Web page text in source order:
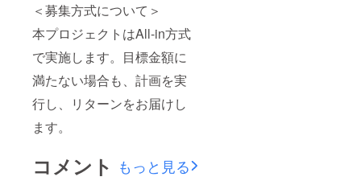
＜募集方式について＞
本プロジェクトはAll-in方式
で実施します。目標金額に
満たない場合も、計画を実
行し、リターンをお届けし
ます。
コメント もっと見る